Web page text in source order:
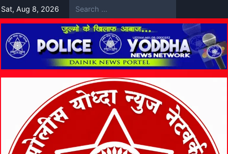
Skip
to
content
Sat, Aug 8, 2026